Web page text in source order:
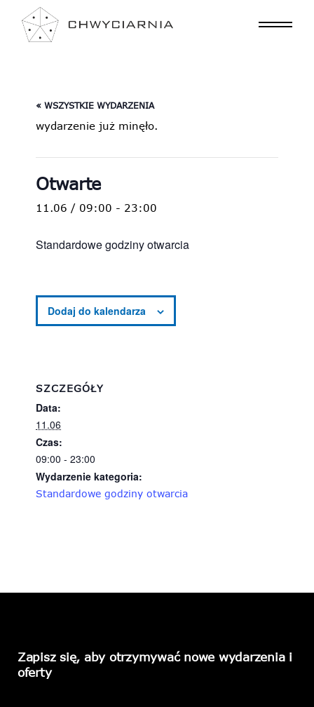
« WSZYSTKIE WYDARZENIA
wydarzenie już minęło.
Otwarte
11.06 / 09:00 - 23:00
Standardowe godziny otwarcia
SZCZEGÓŁY
Data:
11.06
Czas:
09:00 - 23:00
Wydarzenie kategoria:
Standardowe godziny otwarcia
Zapisz się, aby otrzymywać nowe wydarzenia i
oferty